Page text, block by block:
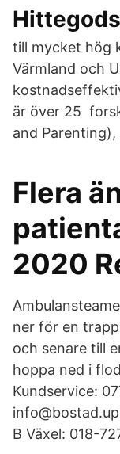
till mycket hög
Värmland och
är över 25
and
Flera
2020
ner för en
och senare till
hoppa ned i
Kundservice:
B Växel: 018-